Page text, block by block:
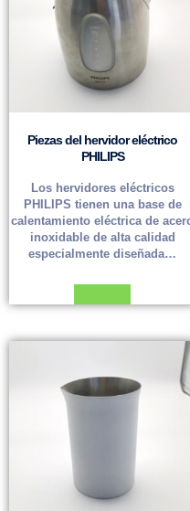
Piezas del hervidor eléctrico
PHILIPS
Los hervidores eléctricos
PHILIPS tienen una base de
calentamiento eléctrica de
inoxidable de alta calidad
especialmente diseñada…